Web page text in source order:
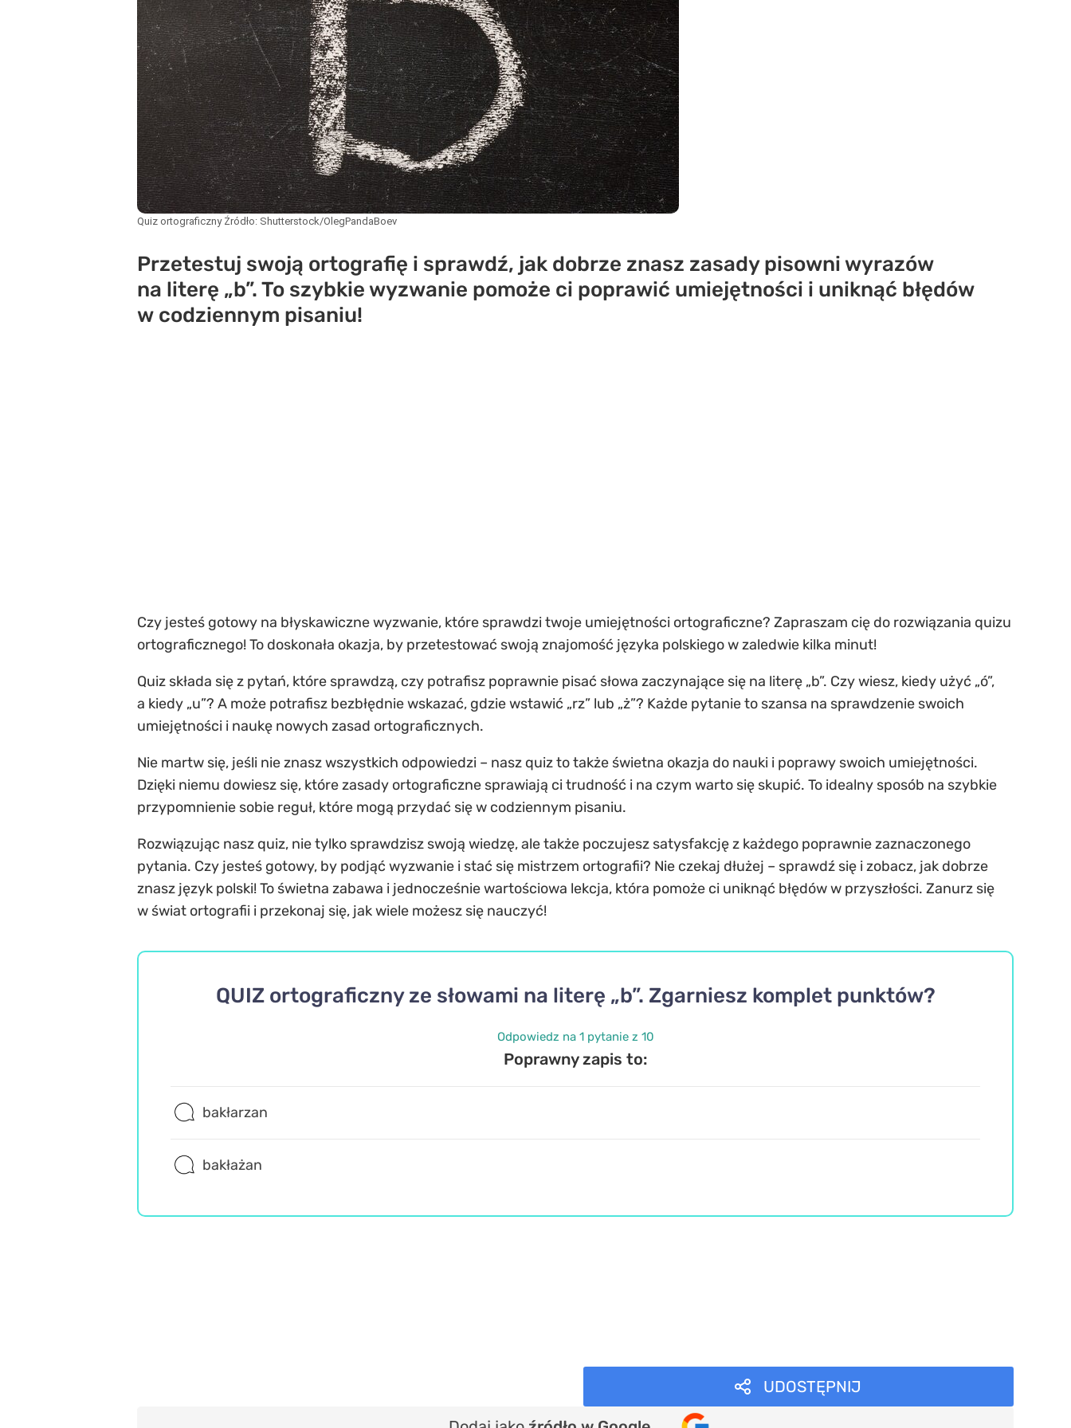
Quiz ortograficzny Źródło: Shutterstock/OlegPandaBoev
Przetestuj swoją ortografię i sprawdź, jak dobrze znasz zasady pisowni wyrazów
na literę „b”. To szybkie wyzwanie pomoże ci poprawić umiejętności i uniknąć błędów
w codziennym pisaniu!
Czy jesteś gotowy na błyskawiczne wyzwanie, które sprawdzi twoje umiejętności ortograficzne? Zapraszam cię do rozwiązania quizu
ortograficznego! To doskonała okazja, by przetestować swoją znajomość języka polskiego w zaledwie kilka minut!
Quiz składa się z pytań, które sprawdzą, czy potrafisz poprawnie pisać słowa zaczynające się na literę „b”. Czy wiesz, kiedy użyć „ó”,
a kiedy „u”? A może potrafisz bezbłędnie wskazać, gdzie wstawić „rz” lub „ż”? Każde pytanie to szansa na sprawdzenie swoich
umiejętności i naukę nowych zasad ortograficznych.
Nie martw się, jeśli nie znasz wszystkich odpowiedzi – nasz quiz to także świetna okazja do nauki i poprawy swoich umiejętności.
Dzięki niemu dowiesz się, które zasady ortograficzne sprawiają ci trudność i na czym warto się skupić. To idealny sposób na szybkie
przypomnienie sobie reguł, które mogą przydać się w codziennym pisaniu.
Rozwiązując nasz quiz, nie tylko sprawdzisz swoją wiedzę, ale także poczujesz satysfakcję z każdego poprawnie zaznaczonego
pytania. Czy jesteś gotowy, by podjąć wyzwanie i stać się mistrzem ortografii? Nie czekaj dłużej – sprawdź się i zobacz, jak dobrze
znasz język polski! To świetna zabawa i jednocześnie wartościowa lekcja, która pomoże ci uniknąć błędów w przyszłości. Zanurz się
w świat ortografii i przekonaj się, jak wiele możesz się nauczyć!
QUIZ ortograficzny ze słowami na literę „b”. Zgarniesz komplet punktów?
Odpowiedz na 1 pytanie z 10
Poprawny zapis to:
bakłarzan
bakłażan
UDOSTĘPNIJ